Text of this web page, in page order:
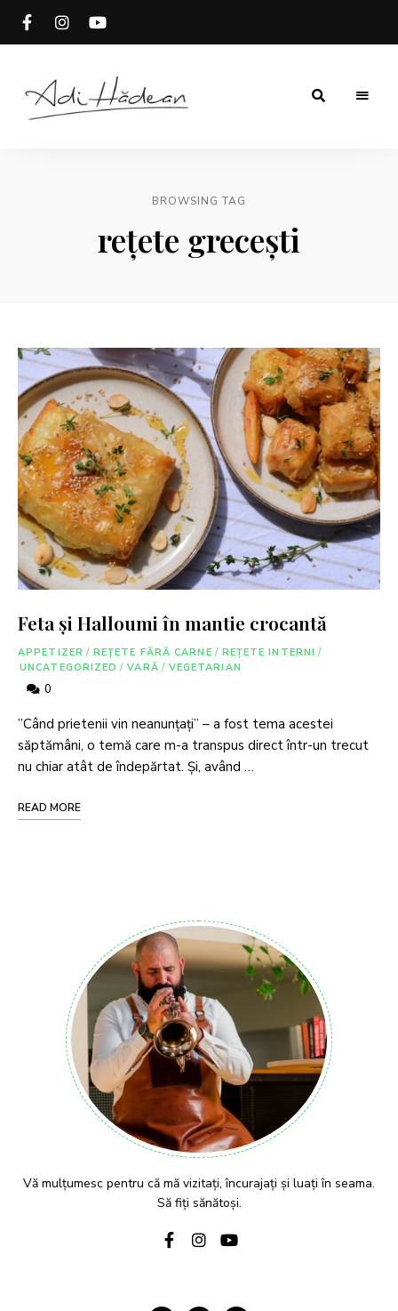
BROWSING TAG
rețete grecești
Feta și Halloumi în mantie crocantă
APPETIZER / REȚETE FĂRĂ CARNE / REȚETE INTERNI /
UNCATEGORIZED / VARĂ / VEGETARIAN
0
”Când prietenii vin neanunțați” – a fost tema acestei
săptămâni, o temă care m-a transpus direct într-un trecut
nu chiar atât de îndepărtat. Și, având …
READ MORE
Vă mulțumesc pentru că mă vizitați, încurajați și luați în seama.
Să fiți sănătoși.